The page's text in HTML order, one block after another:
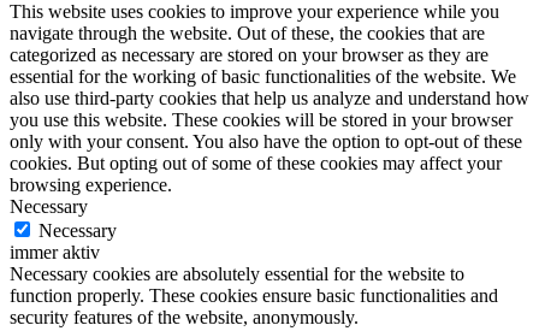
This website uses cookies to improve your experience while you
navigate through the website. Out of these, the cookies that are
categorized as necessary are stored on your browser as they are
essential for the working of basic functionalities of the website. We
also use third-party cookies that help us analyze and understand how
you use this website. These cookies will be stored in your browser
only with your consent. You also have the option to opt-out of these
cookies. But opting out of some of these cookies may affect your
browsing experience.
Necessary
Necessary
immer aktiv
Necessary cookies are absolutely essential for the website to
function properly. These cookies ensure basic functionalities and
security features of the website, anonymously.